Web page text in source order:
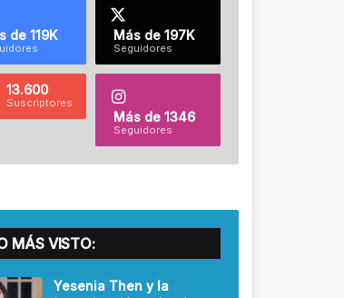
de 119K Más de 197K
Seguidores
13.600
Suscriptores
Más de 1346
Seguidores
MÁS VISTO:
Yesenia Then y la